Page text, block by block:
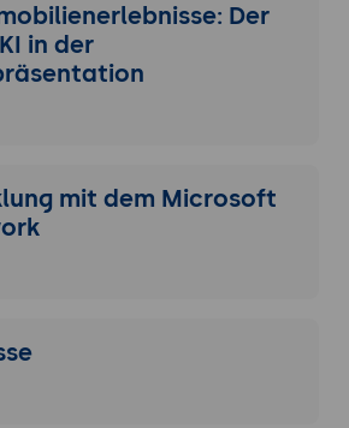
Der
in der
mit dem Microsoft